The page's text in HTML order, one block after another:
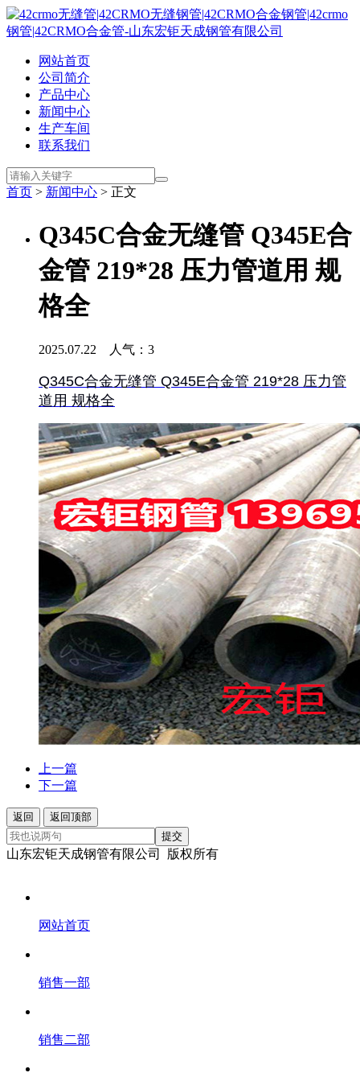
网站首页
公司简介
产品中心
新闻中心
生产车间
联系我们
首页 > 新闻中心 > 正文
Q345C合金无缝管 Q345E合
金管 219*28 压力管道用 规
格全
2025.07.22 人气： 3
Q345C合金无缝管 Q345E合金管 219*28 压力管
道用 规格全
上一篇
下一篇
返回
返回顶部
提交
山东宏钜天成钢管有限公司 版权所有
网站首页
销售一部
销售二部